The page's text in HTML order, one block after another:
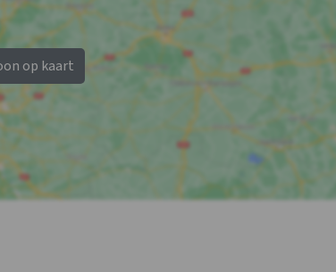
op kaart